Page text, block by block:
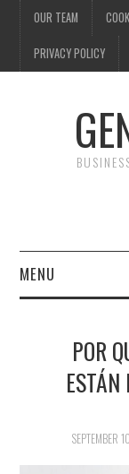
OUR TEAM
PRIVACY POLICY
MENU
FINANCEPOR
ESTÁN
SEPTEMBER